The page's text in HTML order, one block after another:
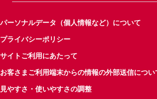
パーソナルデータ（個人情報など）について
プライバシーポリシー
サイトご利用にあたって
お客さまご利用端末からの情報の外部送信につい
見やすさ・使いやすさの調整